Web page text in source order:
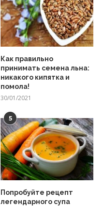
Как правильно
принимать семена льна:
никакого кипятка и
помола!
30/01/2021
5
Попробуйте рецепт
легендарного супа